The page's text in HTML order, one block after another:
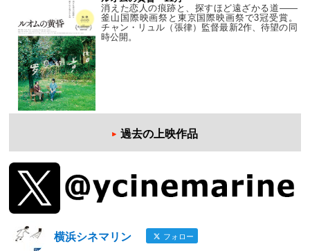
消えた恋人の痕跡と、探すほど遠ざかる道——
釜山国際映画祭と東京国際映画祭で3冠受賞。
チャン・リュル（張律）監督最新2作、待望の同
時公開。
過去の上映作品
横浜シネマリン フォロー